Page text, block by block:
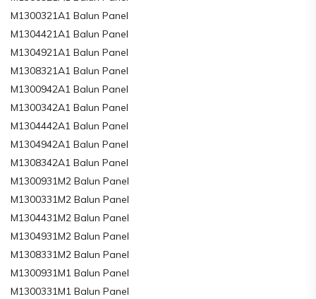
M1300321A1 Balun Panel
M1304421A1 Balun Panel
M1304921A1 Balun Panel
M1308321A1 Balun Panel
M1300942A1 Balun Panel
M1300342A1 Balun Panel
M1304442A1 Balun Panel
M1304942A1 Balun Panel
M1308342A1 Balun Panel
M1300931M2 Balun Panel
M1300331M2 Balun Panel
M1304431M2 Balun Panel
M1304931M2 Balun Panel
M1308331M2 Balun Panel
M1300931M1 Balun Panel
M1300331M1 Balun Panel